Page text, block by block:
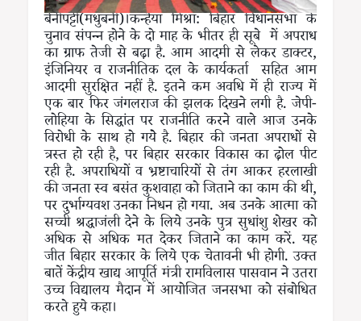
बेनीपट्टी(मधुबनी)।कन्हैया मिश्रा: बिहार विधानसभा के
चुनाव संपन्न होने के दो माह के भीतर ही सूबे में अपराध
का ग्राफ तेजी से बढ़ा है. आम आदमी से लेकर डाक्टर,
इंजिनियर व राजनीतिक दल के कार्यकर्ता सहित आम
आदमी सुरक्षित नहीं है. इतने कम अवधि में ही राज्य में
एक बार फिर जंगलराज की झलक दिखने लगी है. जेपी-
लोहिया के सिद्धांत पर राजनीति करने वाले आज उनके
विरोधी के साथ हो गयेे है. बिहार की जनता अपराधों से
त्रस्त हो रही है, पर बिहार सरकार विकास का ढ़ोल पीट
रही है. अपराधियों व भ्रष्टाचारियों से तंग आकर हरलाखी
की जनता स्व बसंत कुशवाहा को जिताने का काम की थी,
पर दुर्भाग्यवश उनका निधन हो गया. अब उनके आत्मा को
सच्ची श्रद्धाजंली देने के लिये उनके पुत्र सुधांशु शेखर को
अधिक से अधिक मत देकर जिताने का काम करें. यह
जीत बिहार सरकार के लिये एक चेतावनी भी होगी. उक्त
बातें केंद्रीय खाद्य आपूर्ति मंत्री रामविलास पासवान ने उतरा
उच्च विद्यालय मैदान में आयोजित जनसभा को संबोधित
करते हुये कहा।